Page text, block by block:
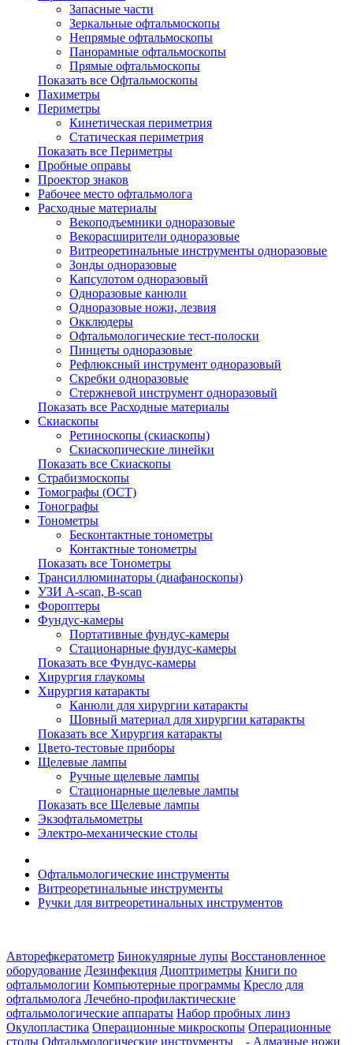
Запасные части
Зеркальные офтальмоскопы
Непрямые офтальмоскопы
Панорамные офтальмоскопы
Прямые офтальмоскопы
Показать все Офтальмоскопы
Пахиметры
Периметры
Кинетическая периметрия
Статическая периметрия
Показать все Периметры
Пробные оправы
Проектор знаков
Рабочее место офтальмолога
Расходные материалы
Векоподъемники одноразовые
Векорасширители одноразовые
Витреоретинальные инструменты одноразовые
Зонды одноразовые
Капсулотом одноразовый
Одноразовые канюли
Одноразовые ножи, лезвия
Окклюдеры
Офтальмологические тест-полоски
Пинцеты одноразовые
Рефлюксный инструмент одноразовый
Скребки одноразовые
Стержневой инструмент одноразовый
Показать все Расходные материалы
Скиаскопы
Ретиноскопы (скиаскопы)
Скиаскопические линейки
Показать все Скиаскопы
Страбизмоскопы
Томографы (OCT)
Тонографы
Тонометры
Бесконтактные тонометры
Контактные тонометры
Показать все Тонометры
Трансиллюминаторы (диафаноскопы)
УЗИ A-scan, B-scan
Фороптеры
Фундус-камеры
Портативные фундус-камеры
Стационарные фундус-камеры
Показать все Фундус-камеры
Хирургия глаукомы
Хирургия катаракты
Канюли для хирургии катаракты
Шовный материал для хирургии катаракты
Показать все Хирургия катаракты
Цвето-тестовые приборы
Щелевые лампы
Ручные щелевые лампы
Стационарные щелевые лампы
Показать все Щелевые лампы
Экзофтальмометры
Электро-механические столы
Офтальмологические инструменты
Витреоретинальные инструменты
Ручки для витреоретинальных инструментов
Авторефкератометр Бинокулярные лупы Восстановленное
оборудование Дезинфекция Диоптриметры Книги по
офтальмологии Компьютерные программы Кресло для
офтальмолога Лечебно-профилактические
офтальмологические аппараты Набор пробных линз
Окулопластика Операционные микроскопы Операционные
столы Офтальмологические инструменты - Алмазные ножи